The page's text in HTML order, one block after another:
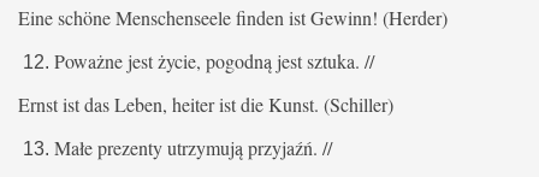
Eine schöne Menschenseele finden ist Gewinn! (Herder)
Poważne jest życie, pogodną jest sztuka. //
Ernst ist das Leben, heiter ist die Kunst. (Schiller)
Małe prezenty utrzymują przyjaźń. //